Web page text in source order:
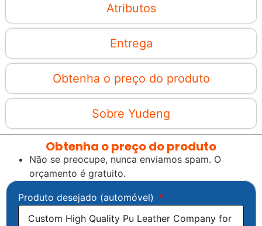
Atributos
Entrega
Obtenha o preço do produto
Sobre Yudeng
Obtenha o preço do produto
Não se preocupe, nunca enviamos spam. O
orçamento é gratuito.
Produto desejado (automóvel)